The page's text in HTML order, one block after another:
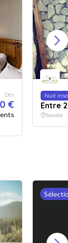
Dès
€
Nuit
Entre
Savoie